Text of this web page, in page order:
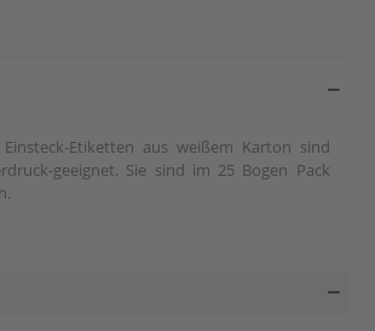
Etiketten aus weißem Karton sind
geeignet. Sie sind im 25 Bogen Pack